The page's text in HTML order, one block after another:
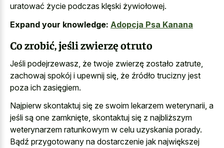
uratować życie podczas klęski żywiołowej.
Expand your knowledge: Adopcja Psa Kanana
Co zrobić, jeśli zwierzę otruto
Jeśli podejrzewasz, że twoje zwierzę zostało zatrute,
zachowaj spokój i upewnij się, że źródło trucizny jest
poza ich zasięgiem.
Najpierw skontaktuj się ze swoim lekarzem weterynarii, a
jeśli są one zamknięte, skontaktuj się z najbliższym
weterynarzem ratunkowym w celu uzyskania porady.
Bądź przygotowany na dostarczenie jak największej